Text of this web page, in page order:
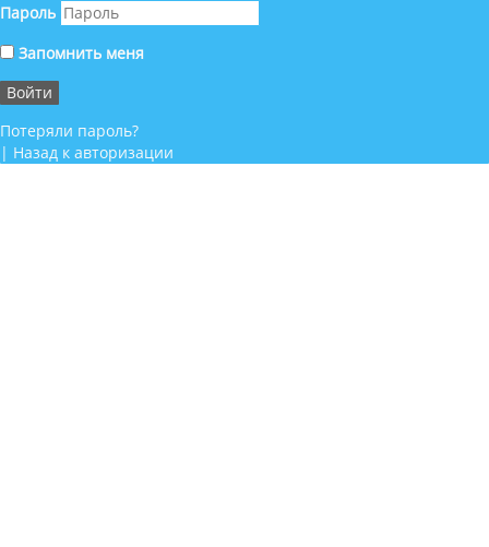
Пароль
Запомнить меня
Потеряли пароль?
| Назад к авторизации